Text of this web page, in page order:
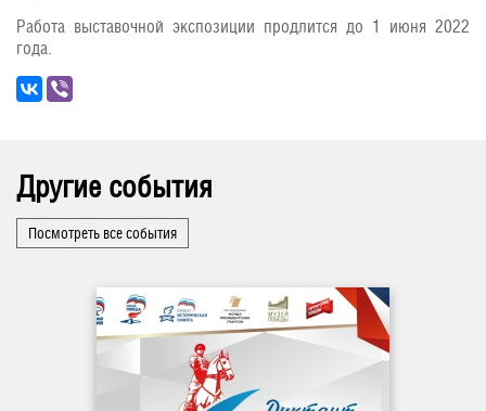
Работа выставочной экспозиции продлится до 1 июня 2022
года.
Другие события
Посмотреть все события